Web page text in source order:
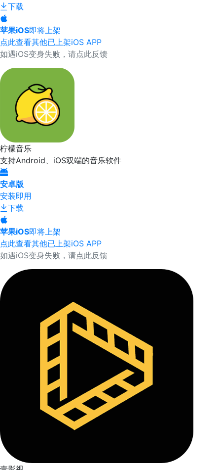
下载
苹果iOS即将上架
点此查看其他已上架iOS APP
如遇iOS变身失败，请点此反馈
柠檬音乐
支持Android、iOS双端的音乐软件
安卓版
安装即用
下载
苹果iOS即将上架
点此查看其他已上架iOS APP
如遇iOS变身失败，请点此反馈